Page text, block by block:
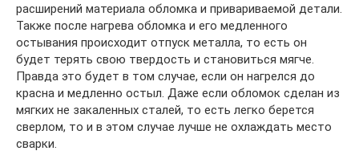
расширений материала обломка и привариваемой детали.
Также после нагрева обломка и его медленного
остывания происходит отпуск металла, то есть он
будет терять свою твердость и становиться мягче.
Правда это будет в том случае, если он нагрелся до
красна и медленно остыл. Даже если обломок сделан из
мягких не закаленных сталей, то есть легко берется
сверлом, то и в этом случае лучше не охлаждать место
сварки.